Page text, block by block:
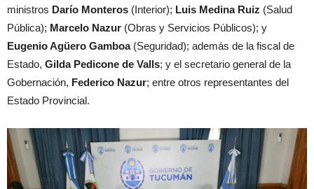
ministros Darío Monteros (Interior); Luis Medina Ruiz (Salud
Pública); Marcelo Nazur (Obras y Servicios Públicos); y
Eugenio Agüero Gamboa(Seguridad); además de la fiscal de
Estado, Gilda Pedicone de Valls; y el secretario general de la
Gobernación, Federico Nazur; entre otros representantes del
Estado Provincial.